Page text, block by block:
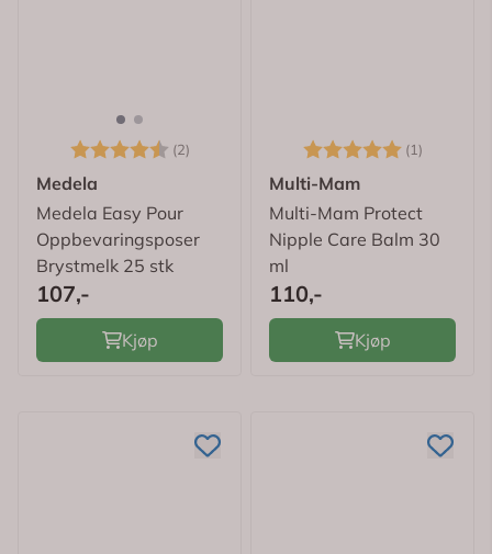
Karakter: (2)
4.5 av 5 mulige
Medela
Medela Easy Pour
Oppbevaringsposer
Brystmelk 25 stk
107,-
Kjøp
Karakter: (1)
Multi-Mam
Multi-Mam Protect
Nipple Care Balm 30
ml
110,-
Kjøp